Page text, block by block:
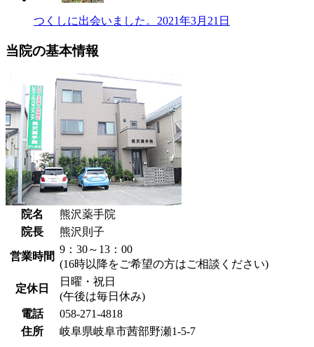
つくしに出会いました。 2021年3月21日
当院の基本情報
院名
熊沢薬手院
院長
熊沢則子
営業時間
9：30～13：00
(16時以降をご希望の方はご相談ください)
定休日
日曜・祝日
(午後は毎日休み)
電話
058-271-4818
住所
岐阜県岐阜市茜部野瀬1-5-7